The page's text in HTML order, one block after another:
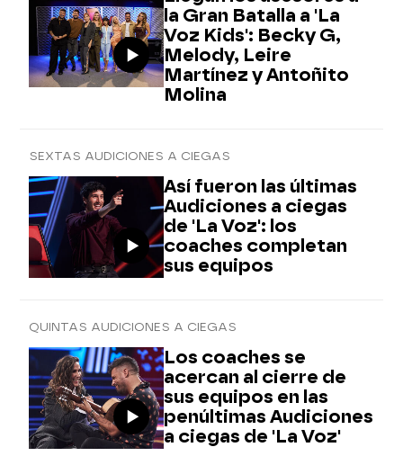
la Gran Batalla a 'La
Voz Kids': Becky G,
Melody, Leire
Martínez y Antoñito
Molina
SEXTAS AUDICIONES A CIEGAS
Así fueron las últimas
Audiciones a ciegas
de 'La Voz': los
coaches completan
sus equipos
QUINTAS AUDICIONES A CIEGAS
Los coaches se
acercan al cierre de
sus equipos en las
penúltimas Audiciones
a ciegas de 'La Voz'